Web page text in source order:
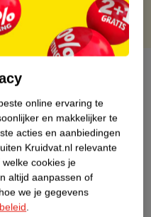
(nog) geen Nature
online ervaring te
en makkelijker te
acties en aanbiedingen
Kruidvat.nl relevante
cookies je
altijd aanpassen of
we je gegevens
.